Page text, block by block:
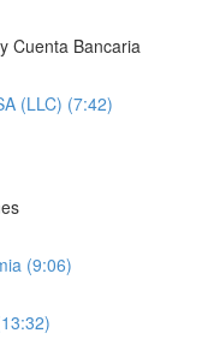
Cuenta Bancaria
(LLC) (7:42)
(9:06)